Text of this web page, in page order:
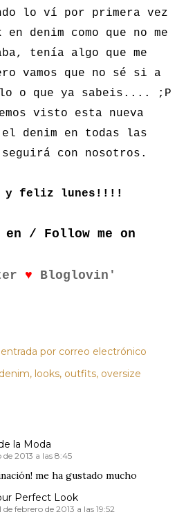
lo ví por primera vez
denim como que no me
tenía algo que me
vamos que no sé si a
o que ya sabeis.... ;P
visto esta nueva
el denim en todas las
con nosotros.
y feliz lunes!!!!
en / Follow me on
♥ Bloglovin'
entrada por correo electrónico
denim looks outfits oversize
la Moda
de 2013 a las 8:45
me ha gustado mucho
Perfect Look
de febrero de 2013 a las 19:52